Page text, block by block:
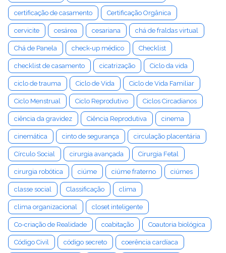
certificação de casamento Certificação Orgânica
cervicite cesárea cesariana chá de fraldas virtual
Chá de Panela check-up médico Checklist
checklist de casamento cicatrização Ciclo da vida
ciclo de trauma Ciclo de Vida Ciclo de Vida Familiar
Ciclo Menstrual Ciclo Reprodutivo Ciclos Circadianos
ciência da gravidez Ciência Reprodutiva cinema
cinemática cinto de segurança circulação placentária
Círculo Social cirurgia avançada Cirurgia Fetal
cirurgia robótica ciúme ciúme fraterno ciúmes
classe social Classificação clima
clima organizacional closet inteligente
Co-criação de Realidade coabitação Coautoria biológica
Código Civil código secreto coerência cardíaca